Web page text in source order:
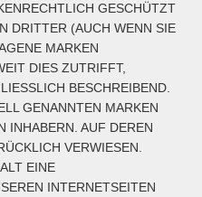
GESCHÜTZT
DRITTER (AUCH WENN SIE
MARKEN
DIES ZUTRIFFT,
BESCHREIBEND. D
GENANNTEN MARKEN L
AUF DEREN R
VERWIESEN. S
EINE R
INTERNETSEITEN F